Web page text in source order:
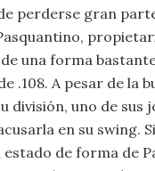
perderse gran
una forma
.108. A pesar de la
división, uno de
en su swing.
estado de forma de